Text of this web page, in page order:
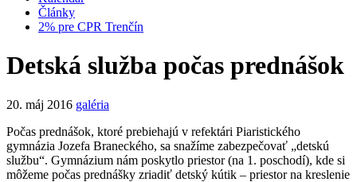
Články
2% pre CPR Trenčín
Detská služba počas prednášok
20. máj 2016 galéria
Počas prednášok, ktoré prebiehajú v refektári Piaristického
gymnázia Jozefa Braneckého, sa snažíme zabezpečovať „detskú
službu“. Gymnázium nám poskytlo priestor (na 1. poschodí), kde si
môžeme počas prednášky zriadiť detský kútik – priestor na kreslenie